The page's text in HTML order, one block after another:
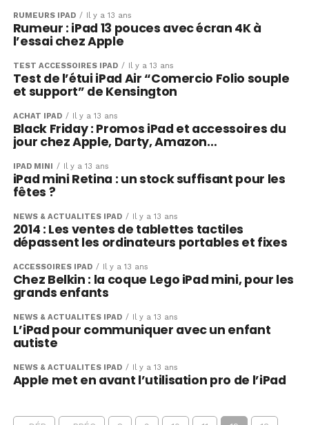
RUMEURS IPAD Il y a 13 ans
Rumeur : iPad 13 pouces avec écran 4K à
l’essai chez Apple
TEST ACCESSOIRES IPAD Il y a 13 ans
Test de l’étui iPad Air “Comercio Folio souple
et support” de Kensington
ACHAT IPAD Il y a 13 ans
Black Friday : Promos iPad et accessoires du
jour chez Apple, Darty, Amazon…
IPAD MINI Il y a 13 ans
iPad mini Retina : un stock suffisant pour les
fêtes ?
NEWS & ACTUALITÉS IPAD Il y a 13 ans
2014 : Les ventes de tablettes tactiles
dépassent les ordinateurs portables et fixes
ACCESSOIRES IPAD Il y a 13 ans
Chez Belkin : la coque Lego iPad mini, pour les
grands enfants
NEWS & ACTUALITÉS IPAD Il y a 13 ans
L’iPad pour communiquer avec un enfant
autiste
NEWS & ACTUALITÉS IPAD Il y a 13 ans
Apple met en avant l’utilisation pro de l’iPad